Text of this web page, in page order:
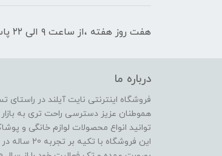
هفت روز هفته ،از ساعت ۹ الی ۲۲ پاسخگوی شما هستیم
درباره ما
فروشگاه اینترنتی نایت آیلند در
هموطنان عزیز دسترسی راحت تری به
توانید انواع محصولات لوازم خانگی و
این